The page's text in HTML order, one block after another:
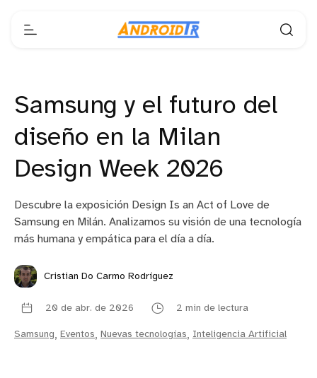
Samsung y el futuro del
diseño en la Milan
Design Week 2026
Descubre la exposición Design Is an Act of Love de
Samsung en Milán. Analizamos su visión de una tecnología
más humana y empática para el día a día.
Cristian Do Carmo Rodríguez
20 de abr. de 2026 2 min de lectura
Samsung, Eventos, Nuevas tecnologías, Inteligencia Artificial